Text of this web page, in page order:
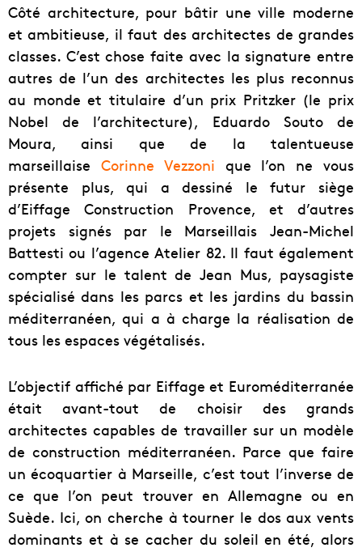
Côté architecture, pour bâtir une ville moderne
et ambitieuse, il faut des architectes de grandes
classes. C’est chose faite avec la signature entre
autres de l’un des architectes les plus reconnus
au monde et titulaire d’un prix Pritzker (le prix
Nobel de l’architecture), Eduardo Souto de
Moura, ainsi que de la talentueuse
marseillaise Corinne Vezzoni que l’on ne vous
présente plus, qui a dessiné le futur siège
d’Eiffage Construction Provence, et d’autres
projets signés par le Marseillais Jean-Michel
Battesti ou l’agence Atelier 82. Il faut également
compter sur le talent de Jean Mus, paysagiste
spécialisé dans les parcs et les jardins du bassin
méditerranéen, qui a à charge la réalisation de
tous les espaces végétalisés.
L’objectif affiché par Eiffage et Euroméditerranée
était avant-tout de choisir des grands
architectes capables de travailler sur un modèle
de construction méditerranéen. Parce que faire
un écoquartier à Marseille, c’est tout l’inverse de
ce que l’on peut trouver en Allemagne ou en
Suède. Ici, on cherche à tourner le dos aux vents
dominants et à se cacher du soleil en été, alors